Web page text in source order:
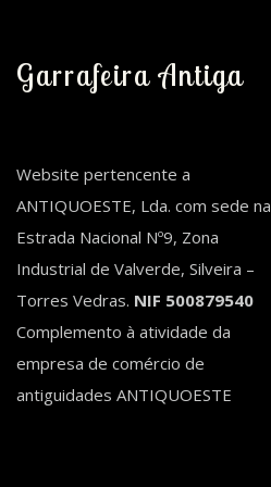
Garrafeira Antiga
Website pertencente a
ANTIQUOESTE, Lda. com sede na
Estrada Nacional Nº9, Zona
Industrial de Valverde, Silveira –
Torres Vedras. NIF 500879540
Complemento à atividade da
empresa de comércio de
antiguidades ANTIQUOESTE